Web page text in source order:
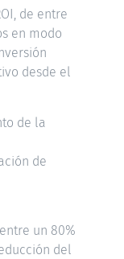
de entre
en modo
desde el
de la
de
un 80%
del